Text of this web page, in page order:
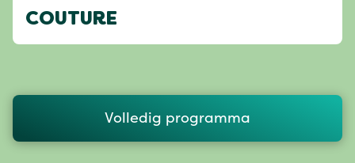
COUTURE
Volledig programma